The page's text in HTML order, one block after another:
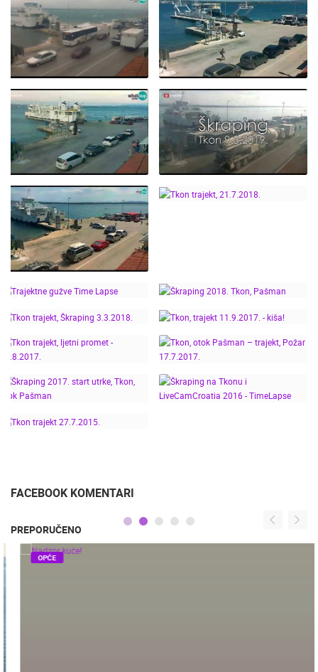
ŠKRAPING 2022! TKON ► UŽIVO
OLUJNO JUGO
PRISTAJANJE
TRAJEKTA - TKON
12.11.2019.
TKON, TRAJEKT
[INFORMACIJE],
PAŠMAN - 18.8.2019.
TKON, PAŠMAN - LJETO
2019. - TIME LAPSE
ŠKRAPING - TKON,
TKON, TRAJEKT [
PAŠMAN - LJETNI DAN
TRAJEKTNE GUŽVE
ŠKRAPING 2018. TKON,
ŠKRAPING 3.3.2018.
11.9.2017. - KIŠA!
PROMET - 18.8.2017.
TKON, OTOK PAŠMAN –
27.7.2015.
FACEBOOK KOMENTARI
PREPORUČENO
OPĆE